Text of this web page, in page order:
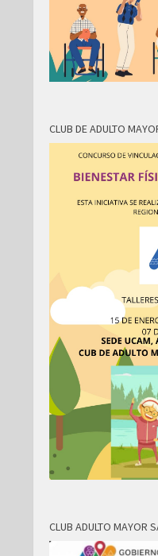
CLUB DE ADULTO
CLUB ADULTO MAYOR